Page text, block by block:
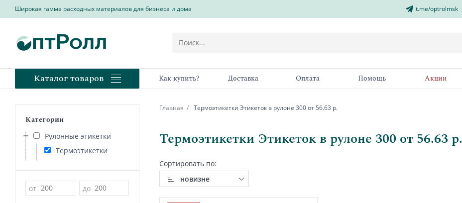
Широкая гамма расходных материалов для бизнеса и дома t.me/optrolmsk
Каталог товаров Как купить? Доставка Оплата Помощь Акции
Категории
Рулонные этикетки
Термоэтикетки
Цена
от до
Главная Термоэтикетки Этикеток в рулоне 300 от 56.63 р.
Термоэтикетки Этикеток в рулоне 300 от 56.63 р.
Сортировать по:
новизне